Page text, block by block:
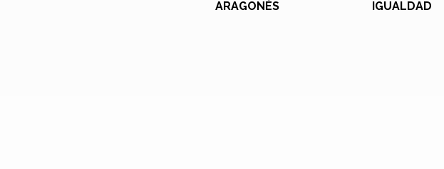
ARAGONÉS
IGUALDAD